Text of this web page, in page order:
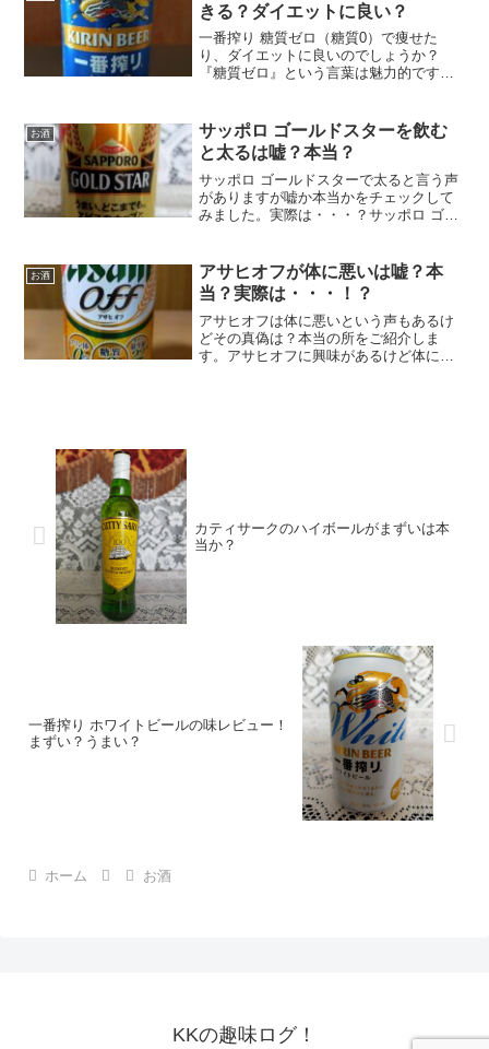
きる？ダイエットに良い？
一番搾り 糖質ゼロ（糖質0）で痩せた
り、ダイエットに良いのでしょうか？
『糖質ゼロ』という言葉は魅力的です
質ゼロがダイエットに良いのかどうかご
紹介！
お酒
サッポロ ゴールドスターを飲む
と太るは嘘？本当？
サッポロ ゴールドスターで太ると言う声
がありますが嘘か本当かをチェックして
みました。実際は・・・？サッポロ ゴー
お酒
アサヒオフが体に悪いは嘘？本
当？実際は・・・！？
アサヒオフは体に悪いという声もあるけ
どその真偽は？本当の所をご紹介しま
す。アサヒオフに興味があるけど体に悪
カティサークのハイボールがまずいは本
当か？
一番搾り ホワイトビールの味レビュー！
まずい？うまい？
ホーム お酒
KKの趣味ログ！